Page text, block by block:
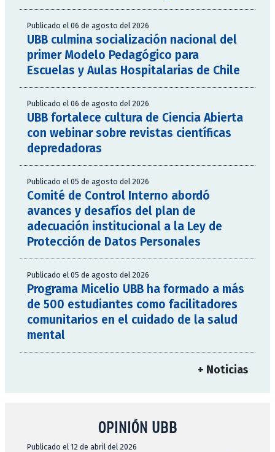
Publicado el 06 de agosto del 2026
UBB culmina socialización nacional del
primer Modelo Pedagógico para
Escuelas y Aulas Hospitalarias de Chile
Publicado el 06 de agosto del 2026
UBB fortalece cultura de Ciencia Abierta
con webinar sobre revistas científicas
depredadoras
Publicado el 05 de agosto del 2026
Comité de Control Interno abordó
avances y desafíos del plan de
adecuación institucional a la Ley de
Protección de Datos Personales
Publicado el 05 de agosto del 2026
Programa Micelio UBB ha formado a más
de 500 estudiantes como facilitadores
comunitarios en el cuidado de la salud
mental
+ Noticias
OPINIÓN UBB
Publicado el 12 de abril del 2026